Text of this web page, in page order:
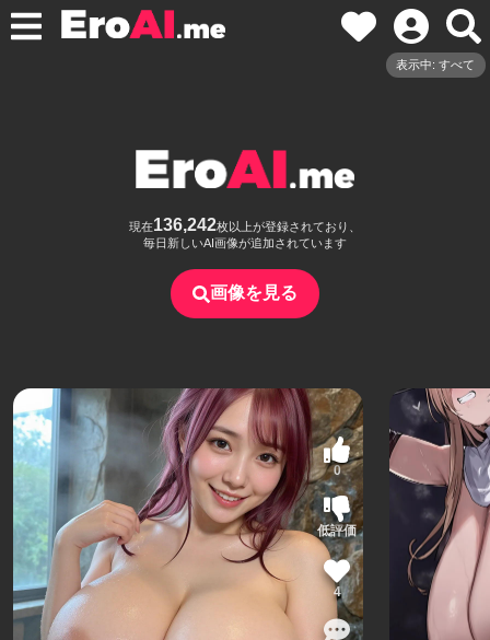
表示中: すべて
現在136,242枚以上が登録されており、
毎日新しいAI画像が追加されています
画像を見る
0
低評価
4